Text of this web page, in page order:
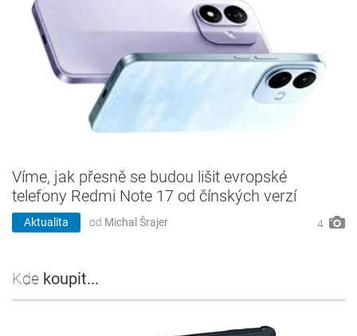
Víme, jak přesně se budou lišit evropské
telefony Redmi Note 17 od čínských verzí
Aktualita od Michal Šrajer 4
Kde koupit...